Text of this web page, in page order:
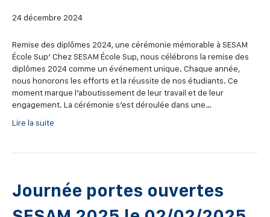
24 décembre 2024
Remise des diplômes 2024, une cérémonie mémorable à SESAM
École Sup’ Chez SESAM École Sup, nous célébrons la remise des
diplômes 2024 comme un événement unique. Chaque année,
nous honorons les efforts et la réussite de nos étudiants. Ce
moment marque l’aboutissement de leur travail et de leur
engagement. La cérémonie s’est déroulée dans une…
Lire la suite
Journée portes ouvertes